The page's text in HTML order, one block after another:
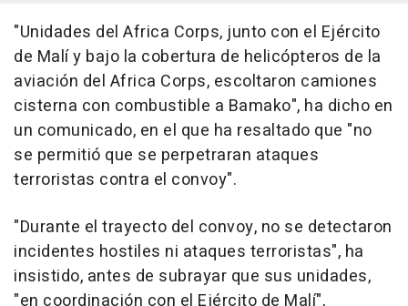
"Unidades del Africa Corps, junto con el Ejército
de Malí y bajo la cobertura de helicópteros de la
aviación del Africa Corps, escoltaron camiones
cisterna con combustible a Bamako", ha dicho en
un comunicado, en el que ha resaltado que "no
se permitió que se perpetraran ataques
terroristas contra el convoy".
"Durante el trayecto del convoy, no se detectaron
incidentes hostiles ni ataques terroristas", ha
insistido, antes de subrayar que sus unidades,